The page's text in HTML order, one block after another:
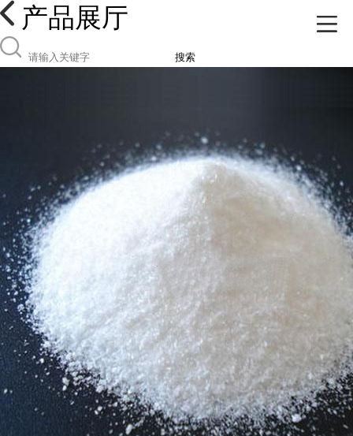
产品展厅
搜索